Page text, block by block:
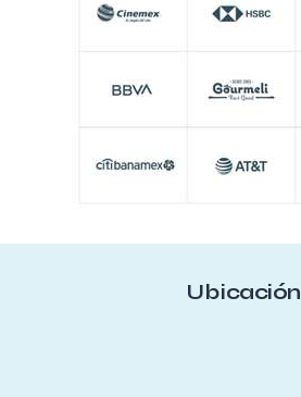
Ubicación